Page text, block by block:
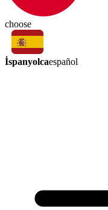
choose
İspanyolcaespañol